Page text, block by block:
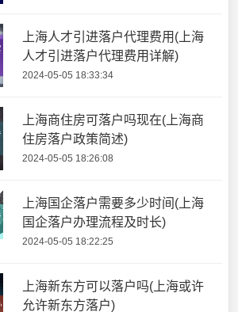
上海人才引进落户代理费用(上海
人才引进落户代理费用详解)
2024-05-05 18:33:34
上海商住房可落户吗现在(上海商
住房落户政策简述)
2024-05-05 18:26:08
上海国企落户需要多少时间(上海
国企落户办理流程及时长)
2024-05-05 18:22:25
上海新东方可以落户吗(上海或许
允许新东方落户)